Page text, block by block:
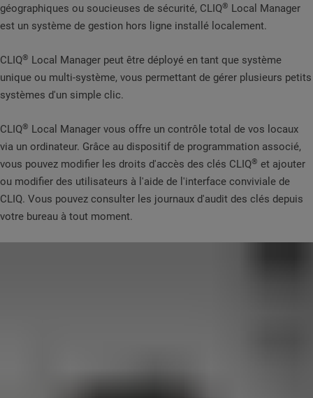
géographiques ou soucieuses de sécurité, CLIQ® Local Manager
est un système de gestion hors ligne installé localement.
CLIQ® Local Manager peut être déployé en tant que système
unique ou multi-système, vous permettant de gérer plusieurs petits
systèmes d'un simple clic.
CLIQ® Local Manager vous offre un contrôle total de vos locaux
via un ordinateur. Grâce au dispositif de programmation associé,
vous pouvez modifier les droits d'accès des clés CLIQ® et ajouter
ou modifier des utilisateurs à l'aide de l'interface conviviale de
CLIQ. Vous pouvez consulter les journaux d'audit des clés depuis
votre bureau à tout moment.